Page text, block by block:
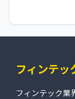
フィンテッ
フィンテック業